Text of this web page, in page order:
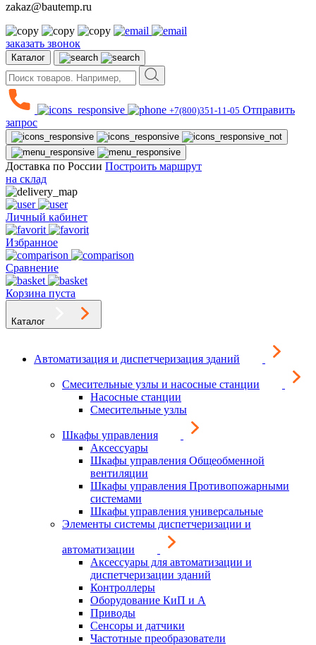
zakaz@bautemp.ru
заказать звонок
Каталог
+7(800)351-11-05 Отправить
запрос
Доставка по России Построить маршрут
на склад
Личный кабинет
Избранное
Сравнение
Корзина пуста
Каталог
Автоматизация и диспетчеризация зданий
Смесительные узлы и насосные станции
Насосные станции
Смесительные узлы
Шкафы управления
Аксессуары
Шкафы управления Общеобменной
вентиляции
Шкафы управления Противопожарными
системами
Шкафы управления универсальные
Элементы системы диспетчеризации и
автоматизации
Аксессуары для автоматизации и
диспетчеризации зданий
Контроллеры
Оборудование КиП и А
Приводы
Сенсоры и датчики
Частотные преобразователи